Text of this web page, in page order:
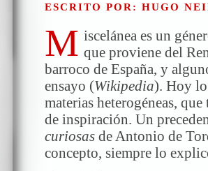
ESCRITO POR: HUGO
M iscelánea es un
que proviene del
barroco de España, y
ensayo (Wikipedia). Hoy lo
materias heterogéneas,
de inspiración. Un
curiosas de Antonio de
concepto, siempre lo